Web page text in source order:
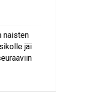
naisten
jäi